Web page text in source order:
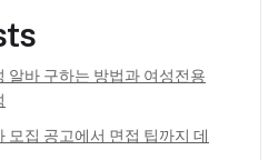
알바 구하는 방법과 여성전용
모집 공고에서 면접 팁까지 데